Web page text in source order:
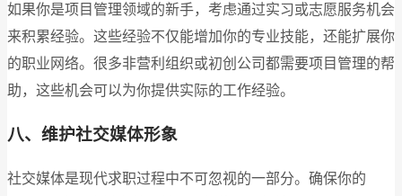
如果你是项目管理领域的新手，考虑通过实习或志愿服务机会
来积累经验。这些经验不仅能增加你的专业技能，还能扩展你
的职业网络。很多非营利组织或初创公司都需要项目管理的帮
助，这些机会可以为你提供实际的工作经验。
八、维护社交媒体形象
社交媒体是现代求职过程中不可忽视的一部分。确保你的